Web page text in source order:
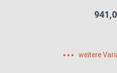
weitere